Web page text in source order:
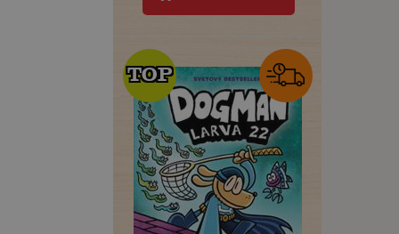
TOP
TOP